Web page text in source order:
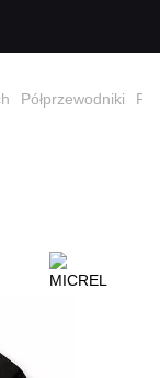
Półprzewodniki